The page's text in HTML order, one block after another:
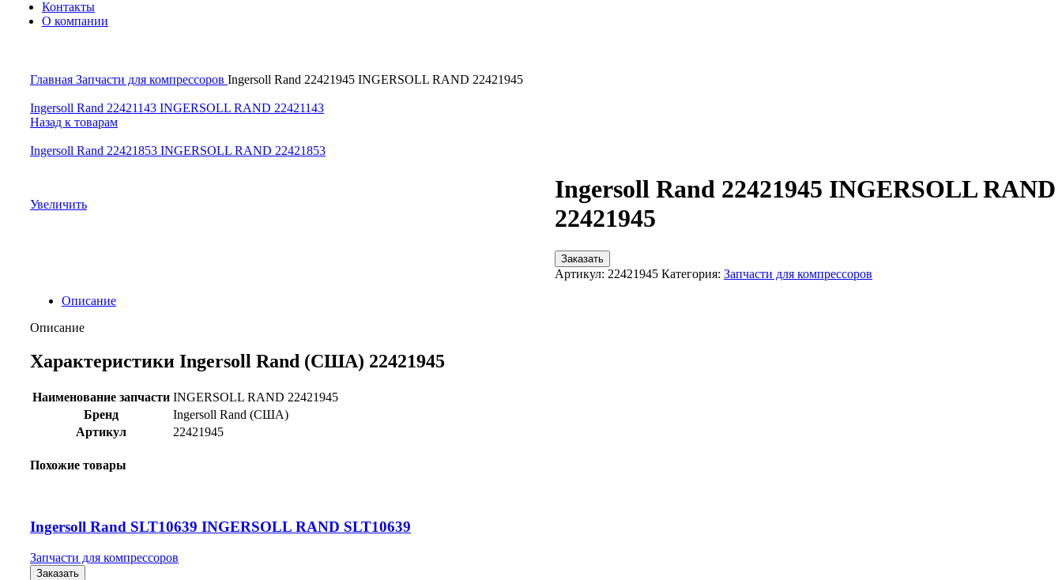
Контакты
О компании
Главная Запчасти для компрессоров Ingersoll Rand 22421945 INGERSOLL RAND 22421945
Ingersoll Rand 22421143 INGERSOLL RAND 22421143
Назад к товарам
Ingersoll Rand 22421853 INGERSOLL RAND 22421853
Увеличить
Ingersoll Rand 22421945 INGERSOLL RAND
22421945
Заказать
Артикул: 22421945 Категория: Запчасти для компрессоров
Описание
Описание
Характеристики Ingersoll Rand (США) 22421945
Наименование запчасти INGERSOLL RAND 22421945
Бренд
Ingersoll Rand (США)
Артикул
22421945
Похожие товары
Ingersoll Rand SLT10639 INGERSOLL RAND SLT10639
Запчасти для компрессоров
Заказать